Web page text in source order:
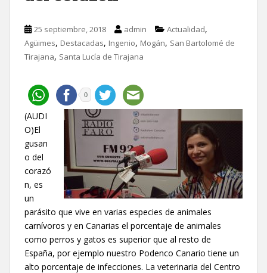
25 septiembre, 2018 admin Actualidad,
Agüimes, Destacadas, Ingenio, Mogán, San Bartolomé de
Tirajana, Santa Lucía de Tirajana
0
(AUDI
O)El
gusan
o del
corazó
n, es
un
parásito que vive en varias especies de animales
carnívoros y en Canarias el porcentaje de animales
como perros y gatos es superior que al resto de
España, por ejemplo nuestro Podenco Canario tiene un
alto porcentaje de infecciones. La veterinaria del Centro